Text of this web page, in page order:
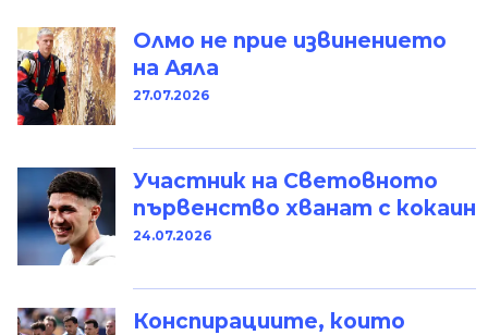
Олмо не прие извинението
на Аяла
27.07.2026
Участник на Световното
първенство хванат с кокаин
24.07.2026
Конспирациите, които